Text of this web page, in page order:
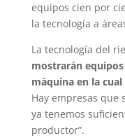
equipos cien por
la tecnología a
La tecnología del
mostrarán
máquina en la
Hay empresas que
ya tenemos
productor”.